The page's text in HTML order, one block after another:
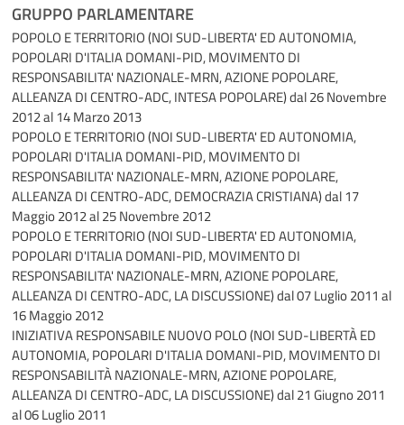
GRUPPO PARLAMENTARE
POPOLO E TERRITORIO (NOI SUD-LIBERTA' ED AUTONOMIA,
POPOLARI D'ITALIA DOMANI-PID, MOVIMENTO DI
RESPONSABILITA' NAZIONALE-MRN, AZIONE POPOLARE,
ALLEANZA DI CENTRO-ADC, INTESA POPOLARE)dal 26 Novembre
2012 al 14 Marzo 2013
POPOLO E TERRITORIO (NOI SUD-LIBERTA' ED AUTONOMIA,
POPOLARI D'ITALIA DOMANI-PID, MOVIMENTO DI
RESPONSABILITA' NAZIONALE-MRN, AZIONE POPOLARE,
ALLEANZA DI CENTRO-ADC, DEMOCRAZIA CRISTIANA)dal 17
Maggio 2012 al 25 Novembre 2012
POPOLO E TERRITORIO (NOI SUD-LIBERTA' ED AUTONOMIA,
POPOLARI D'ITALIA DOMANI-PID, MOVIMENTO DI
RESPONSABILITA' NAZIONALE-MRN, AZIONE POPOLARE,
ALLEANZA DI CENTRO-ADC, LA DISCUSSIONE)dal 07 Luglio 2011 al
16 Maggio 2012
INIZIATIVA RESPONSABILE NUOVO POLO (NOI SUD-LIBERTÀ ED
AUTONOMIA, POPOLARI D'ITALIA DOMANI-PID, MOVIMENTO DI
RESPONSABILITÀ NAZIONALE-MRN, AZIONE POPOLARE,
ALLEANZA DI CENTRO-ADC, LA DISCUSSIONE)dal 21 Giugno 2011
al 06 Luglio 2011